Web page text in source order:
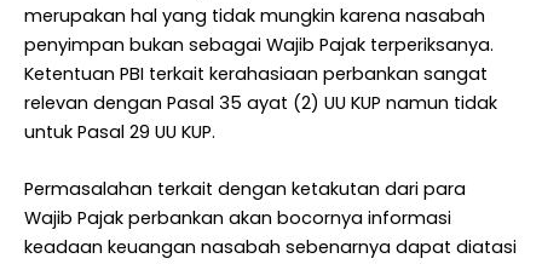
merupakan hal yang tidak mungkin karena nasabah
penyimpan bukan sebagai Wajib Pajak terperiksanya.
Ketentuan PBI terkait kerahasiaan perbankan sangat
relevan dengan Pasal 35 ayat (2) UU KUP namun tidak
untuk Pasal 29 UU KUP.
Permasalahan terkait dengan ketakutan dari para
Wajib Pajak perbankan akan bocornya informasi
keadaan keuangan nasabah sebenarnya dapat diatasi